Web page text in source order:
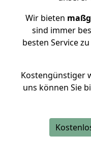
Wir bieten
sind immer
besten Service
Kostengünstiger
uns können Sie